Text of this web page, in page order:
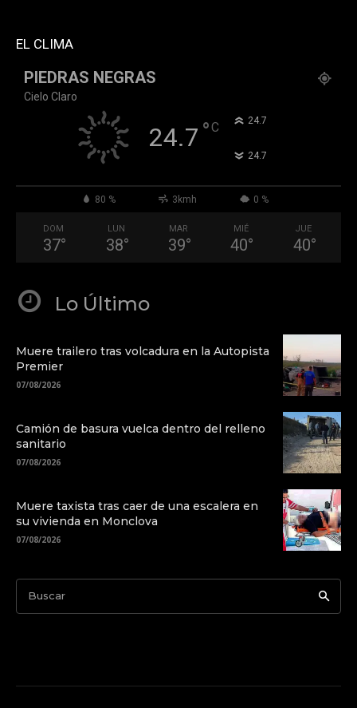
EL CLIMA
PIEDRAS NEGRAS
Cielo Claro
24.7 °C 24.7
24.7
80 % 3kmh 0 %
DOM
37°
LUN
38°
MAR
39°
MIÉ
40°
JUE
40°
Lo Último
Muere trailero tras volcadura en la Autopista
Premier
07/08/2026
Camión de basura vuelca dentro del relleno
sanitario
07/08/2026
Muere taxista tras caer de una escalera en
su vivienda en Monclova
07/08/2026
Buscar